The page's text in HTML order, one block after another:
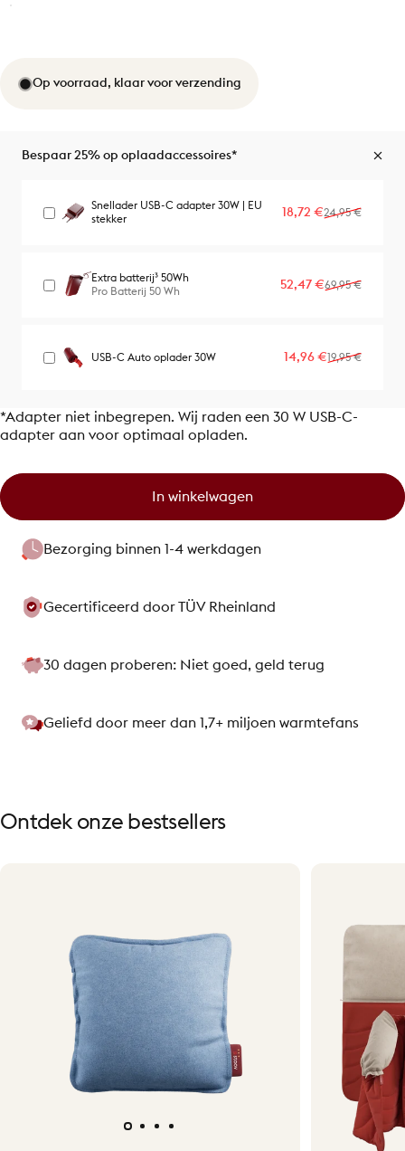
Op voorraad, klaar voor verzending
Bespaar 25% op oplaadaccessoires*
Snellader USB-C adapter 30W | EU
stekker
Verkoopprijs
18,72 €
Normale prijs
24,95 €
Extra batterij³ 50Wh
Pro Batterij 50 Wh
Verkoopprijs
52,47 €
Normale prijs
69,95 €
USB-C Auto oplader 30W Verkoopprijs
14,96 €
Normale prijs
19,95 €
*Adapter niet inbegrepen. Wij raden een 30 W USB-C-
adapter aan voor optimaal opladen.
In winkelwagen
Bezorging binnen 1-4 werkdagen
Gecertificeerd door TÜV Rheinland
30 dagen proberen: Niet goed, geld terug
Geliefd door meer dan 1,7+ miljoen warmtefans
Ontdek onze bestsellers